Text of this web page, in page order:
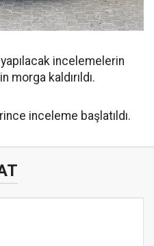
incelemelerin
morga kaldırıldı.
inceleme başlatıldı.